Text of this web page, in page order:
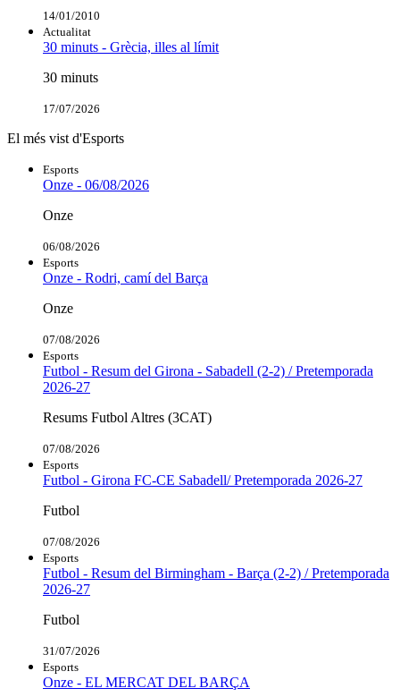
14/01/2010
Actualitat
30 minuts - Grècia, illes al límit
30 minuts
17/07/2026
El més vist d'Esports
Esports
Onze - 06/08/2026
Onze
06/08/2026
Esports
Onze - Rodri, camí del Barça
Onze
07/08/2026
Esports
Futbol - Resum del Girona - Sabadell (2-2) / Pretemporada
2026-27
Resums Futbol Altres (3CAT)
07/08/2026
Esports
Futbol - Girona FC-CE Sabadell/ Pretemporada 2026-27
Futbol
07/08/2026
Esports
Futbol - Resum del Birmingham - Barça (2-2) / Pretemporada
2026-27
Futbol
31/07/2026
Esports
Onze - EL MERCAT DEL BARÇA